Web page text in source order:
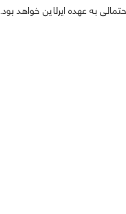
به عهده ایرلاین خواهد بود.